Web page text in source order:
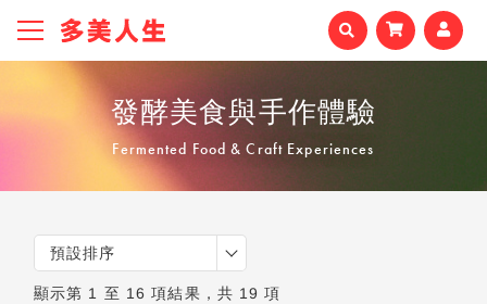
發酵美食與手作體驗
Fermented Food & Craft Experiences
預設排序
顯示第 1 至 16 項結果，共 19 項